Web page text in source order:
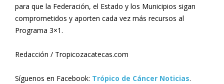
para que la Federación, el Estado y los Municipios sigan
comprometidos y aporten cada vez más recursos al
Programa 3×1.
Redacción / Tropicozacatecas.com
Síguenos en Facebook: Trópico de Cáncer Noticias.